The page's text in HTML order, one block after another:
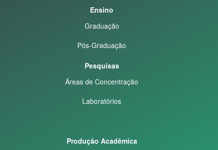
Ensino
Graduação
Pós-Graduação
Pesquisas
Áreas de Concentração
Laboratórios
Produção Acadêmica